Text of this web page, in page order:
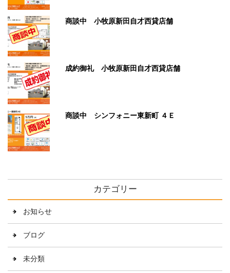
商談中 小牧原新田自才西貸店舗
成約御礼 小牧原新田自才西貸店舗
商談中 シンフォニー東新町 ４Ｅ
カテゴリー
お知らせ
ブログ
未分類